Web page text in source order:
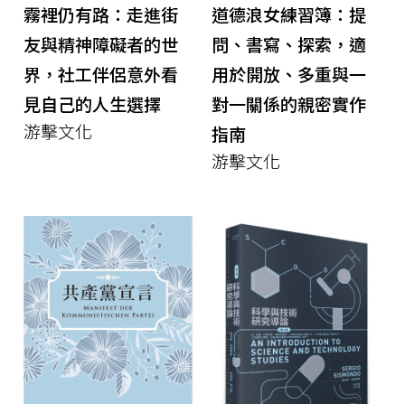
霧裡仍有路：走進街
友與精神障礙者的世
界，社工伴侶意外看
見自己的人生選擇
游擊文化
道德浪女練習簿：提
問、書寫、探索，適
用於開放、多重與一
對一關係的親密實作
指南
游擊文化